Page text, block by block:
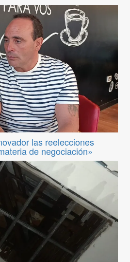
las reelecciones
de negociación»